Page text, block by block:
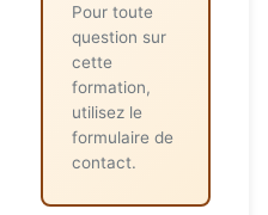
Pour toute
question sur
cette
formation,
utilisez le
formulaire de
contact.